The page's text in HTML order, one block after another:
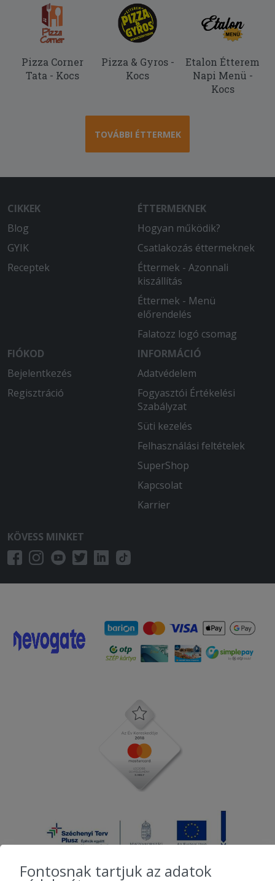
normál megszokott adag volt a másik
pedig kisebb mint a fele. Árban
ugyanannyit fizettem mindektőèrt!
2025-12-06 - Balázs:
Isteni a burgundi vadragu!!!
Még meg se kaptam de már most
értékelhetem de azt hogy mikor ér ide
nagyon rendben voltak.
Két óra várakozás után jött amit
reméltem! Három féle étel a pizza alja
nagyon fekete volt a másik grillezett
modzarella zöldség köret nem volt
friss, a harmadik a töltött batyu na azt
nem kellett volna attól sajnos teljes
estig! Úgyhogy többet nem rendelünk
2025-07-20 - Katalin:
2.5 óra várakozás után kaptunk egy
szaft nélküli pörköltet meg egy
legalább jól megágyaztak körettel,
hogy legyen súlya a dobozának. A 2
Pizza Corner
Tata - Kocs
Pizza & Gyros -
Kocs
Etalon Étterem
Napi Menü -
Kocs
TOVÁBBI ÉTTERMEK
CIKKEK
Blog
GYIK
Receptek
ÉTTERMEKNEK
Hogyan működik?
Csatlakozás éttermeknek
Éttermek - Azonnali
kiszállítás
Éttermek - Menü
előrendelés
Falatozz logó csomag
FIÓKOD
Bejelentkezés
Regisztráció
INFORMÁCIÓ
Adatvédelem
Fogyasztói Értékelési
Szabályzat
Süti kezelés
Felhasználási feltételek
SuperShop
Kapcsolat
Karrier
KÖVESS MINKET
Fontosnak tartjuk az adatok